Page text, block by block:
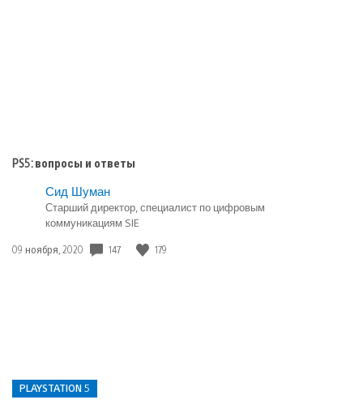
PS5: вопросы и ответы
Сид Шуман
Старший директор, специалист по цифровым
коммуникациям SIE
Дата
09 ноября, 2020 147 179
PLAYSTATION 5